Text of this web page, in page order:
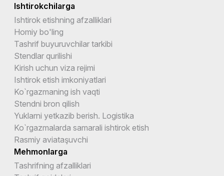
Ishtirokchilarga
Ishtirok etishning afzalliklari
Homiy bo'ling
Tashrif buyuruvchilar tarkibi
Stendlar qurilishi
Kirish uchun viza rejimi
Ishtirok etish imkoniyatlari
Ko`rgazmaning ish vaqti
Stendni bron qilish
Yuklarni yetkazib berish. Logistika
Ko`rgazmalarda samarali ishtirok etish
Rasmiy aviataşuvchi
Mehmonlarga
Tashrifning afzalliklari